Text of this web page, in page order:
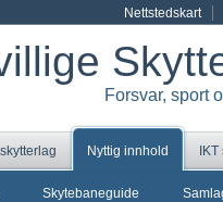
Nettstedskart
Forsvar, sport
Nyttig innhold
Skytebaneguide